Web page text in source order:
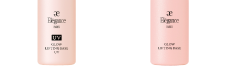
ネイル
BASE MAKEUP
メイクアップベース